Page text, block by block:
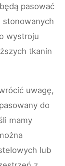
pasować
stonowanych
wystroju
tkanin
uwagę,
do
mamy
lub